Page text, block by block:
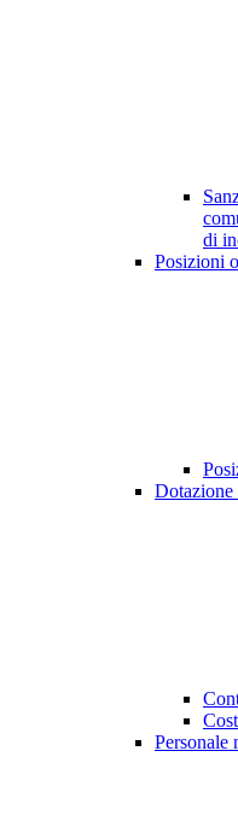
di
Posizioni
Dotazione
Personale